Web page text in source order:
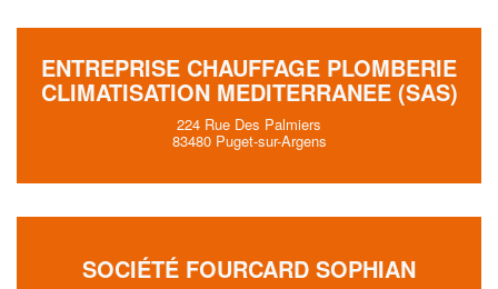
ENTREPRISE CHAUFFAGE PLOMBERIE
CLIMATISATION MEDITERRANEE (SAS)
224 Rue Des Palmiers
83480 Puget-sur-Argens
SOCIÉTÉ FOURCARD SOPHIAN